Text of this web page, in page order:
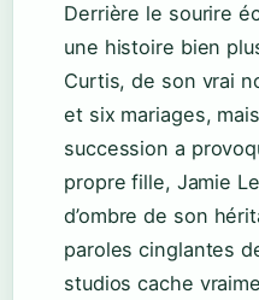
Derrière le sourire
une histoire bien
Curtis, de son vrai
et six mariages,
succession a
propre fille, Jamie
d’ombre de son
paroles cinglantes
studios cache